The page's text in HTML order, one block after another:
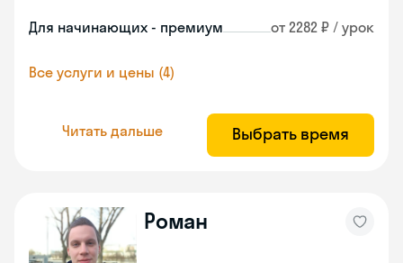
Для начинающих - премиум от 2282 ₽ / урок
Все услуги и цены (4)
Читать дальше Выбрать время
Роман